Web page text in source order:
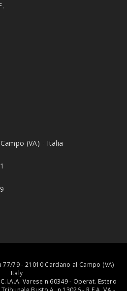
(VA) - Italia
77/79 - 21010 Cardano al Campo (VA)
Italy
Varese n.60349 - Operat. Estero